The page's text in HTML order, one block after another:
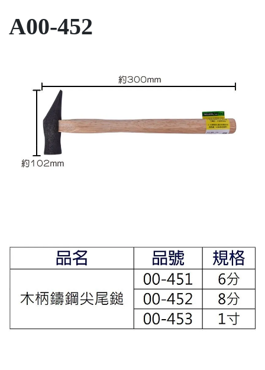
A00-452